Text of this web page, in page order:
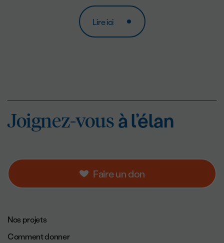
Faire un don
Lire ici
Joignez-vousà
Joignez-vousà l’élan
Navigation de pied de page.
Nos projets
Comment donner